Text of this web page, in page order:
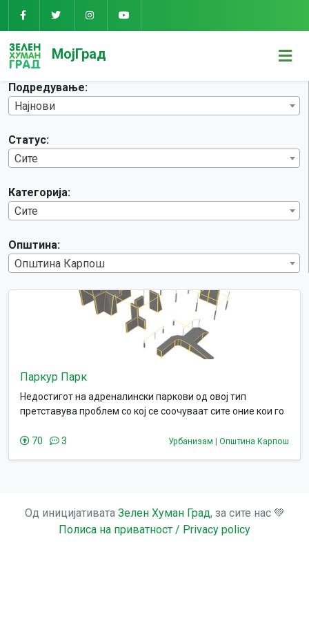
МојГрад
Предлози
Подредување:
Најнови
Статус:
Сите
Категорија:
Сите
Општина:
Општина Карпош
Паркур Парк
Недостигот на адреналински паркови од овој тип
претставува проблем со кој се соочуваат сите оние кои го
70
3 Урбанизам | Општина Карпош
Од иницијативата Зелен Хуман Град, за сите нас 💚
Полиса на приватност / Privacy policy